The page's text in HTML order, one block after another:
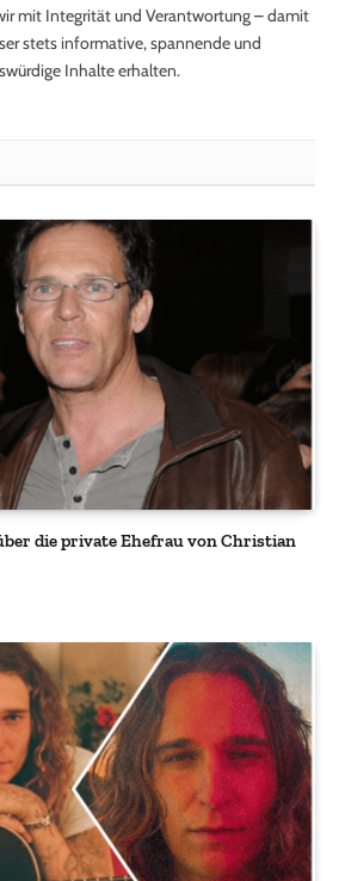
mit Integrität und Verantwortung – damit
stets informative, spannende und
Inhalte erhalten.
die private Ehefrau von Christian